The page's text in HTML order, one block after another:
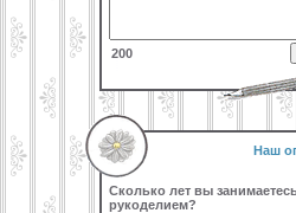
200
Наш
Сколько лет вы
рукоделием?